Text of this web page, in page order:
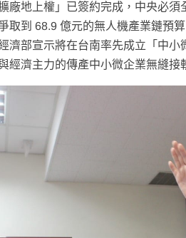
廠地上權」已簽約完成，中央必
取到 68.9 億元的無人機產業鏈預
濟部宣示將在台南率先成立「中
經濟主力的傳產中小微企業無縫接